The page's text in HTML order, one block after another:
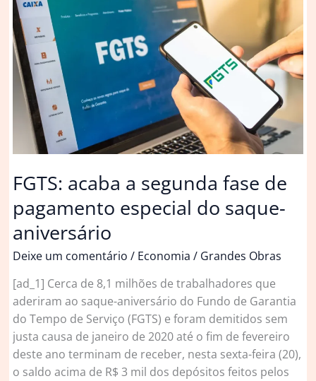
no
Altas
Horas
em
homenagem
ao
aniversário
FGTS: acaba a segunda fase de
pagamento especial do saque-
aniversário
Deixe um comentário / Economia / Grandes Obras
[ad_1] Cerca de 8,1 milhões de trabalhadores que
aderiram ao saque-aniversário do Fundo de Garantia
do Tempo de Serviço (FGTS) e foram demitidos sem
justa causa de janeiro de 2020 até o fim de fevereiro
deste ano terminam de receber, nesta sexta-feira (20),
o saldo acima de R$ 3 mil dos depósitos feitos pelos